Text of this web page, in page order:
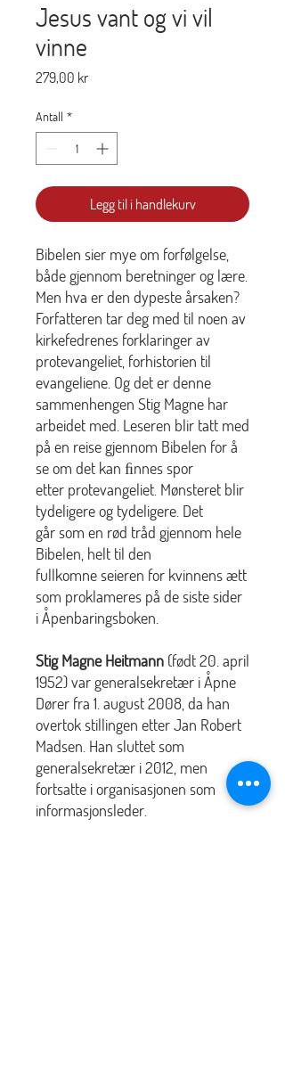
Jesus vant og vi vil
vinne
279,00 krPris
Antall *
Legg til i handlekurv
Bibelen sier mye om forfølgelse,
både gjennom beretninger og lære.
Men hva er den dypeste årsaken?
Forfatteren tar deg med til noen av
kirkefedrenes forklaringer av
protevangeliet, forhistorien til
evangeliene. Og det er denne
sammenhengen Stig Magne har
arbeidet med. Leseren blir tatt med
på en reise gjennom Bibelen for å
se om det kan ﬁnnes spor
etter protevangeliet. Mønsteret blir
tydeligere og tydeligere. Det
går som en rød tråd gjennom hele
Bibelen, helt til den
fullkomne seieren for kvinnens ætt
som proklameres på de siste sider
i Åpenbaringsboken.
Stig Magne Heitmann (født 20. april
1952) var generalsekretær i Åpne
Dører fra 1. august 2008, da han
overtok stillingen etter Jan Robert
Madsen. Han sluttet som
generalsekretær i 2012, men
fortsatte i organisasjonen som
informasjonsleder.